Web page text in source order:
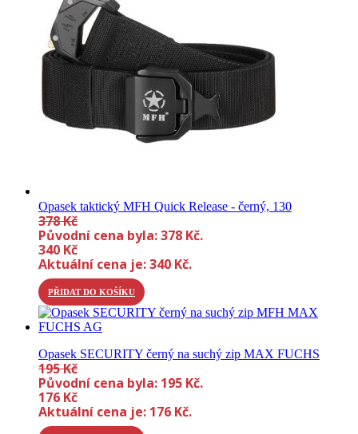
Opasek taktický MFH Quick Release - černý, 130
378Kč
Původní cena byla: 378 Kč.
340 Kč
Aktuální cena je: 340 Kč.
PŘIDAT DO KOŠÍKU
Opasek SECURITY černý na suchý zip MAX FUCHS
195Kč
Původní cena byla: 195 Kč.
176 Kč
Aktuální cena je: 176 Kč.